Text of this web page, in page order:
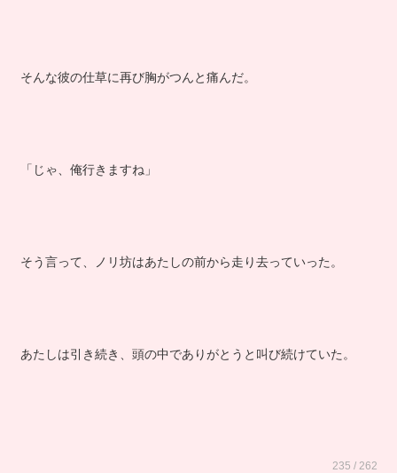
そんな彼の仕草に再び胸がつんと痛んだ。
「じゃ、俺行きますね」
そう言って、ノリ坊はあたしの前から走り去っていった。
あたしは引き続き、頭の中でありがとうと叫び続けていた。
235 / 262